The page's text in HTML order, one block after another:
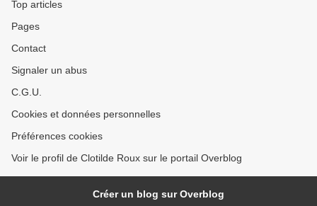
Top articles
Pages
Contact
Signaler un abus
C.G.U.
Cookies et données personnelles
Préférences cookies
Voir le profil de Clotilde Roux sur le portail Overblog
Créer un blog sur Overblog